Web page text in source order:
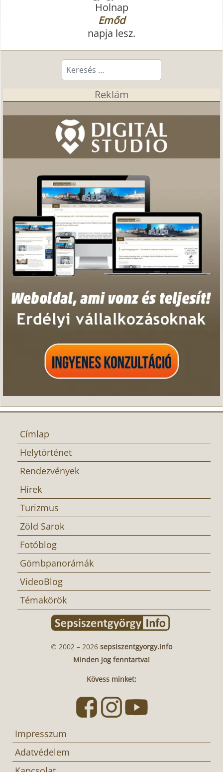
Holnap
Emőd
napja lesz.
Keresés...
Reklám
Címlap
Helytörténet
Rendezvények
Hírek
Turizmus
Zöld Sarok
Fotóblog
Gömbpanorámák
VideoBlog
Témakörök
© 2002 – 2026 sepsiszentgyorgy.info
Minden jog fenntartva!
Kövess minket:
Impresszum
Adatvédelem